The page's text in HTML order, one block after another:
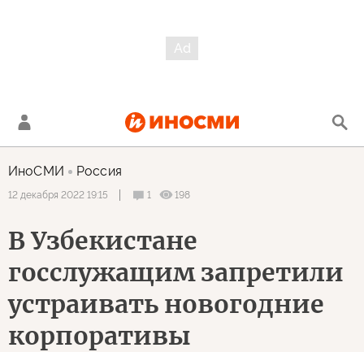
ИноСМИ Россия
12 декабря 2022 19:15 1 198
В Узбекистане
госслужащим запретили
устраивать новогодние
корпоративы